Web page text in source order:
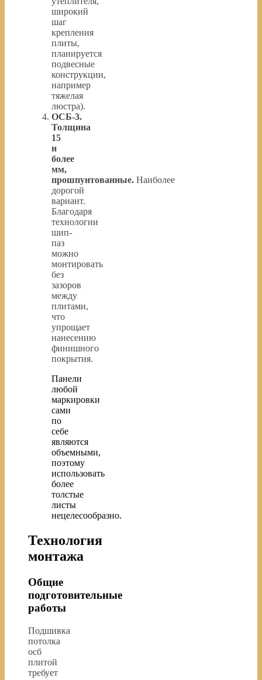
широкий
шаг
крепления
плиты,
планируется
подвесные
конструкции,
например
тяжелая
люстра).
ОСБ-3.
Толщина
15
и
более
мм,
прошпунтованные. Наиболее
дорогой
вариант.
Благодаря
технологии
шип-
паз
можно
монтировать
без
зазоров
между
плитами,
что
упрощает
нанесению
финишного
покрытия.
Панели
любой
маркировки
сами
по
себе
являются
объемными,
поэтому
использовать
более
толстые
листы
нецелесообразно.
Технология
монтажа
Общие
подготовительные
работы
Подшивка
потолка
осб
плитой
требует